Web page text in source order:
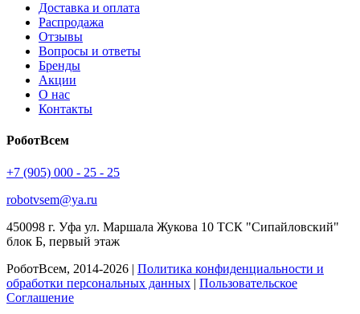
Доставка и оплата
Распродажа
Отзывы
Вопросы и ответы
Бренды
Акции
О нас
Контакты
РоботВсем
+7 (905) 000 - 25 - 25
robotvsem@ya.ru
450098 г. Уфа ул. Маршала Жукова 10 ТСК "Сипайловский"
блок Б, первый этаж
РоботВсем, 2014-2026 | Политика конфиденциальности и
обработки персональных данных | Пользовательское
Соглашение